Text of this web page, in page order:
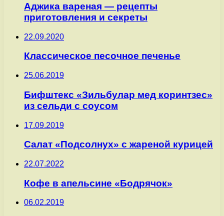
Аджика вареная — рецепты
приготовления и секреты
22.09.2020
Классическое песочное печенье
25.06.2019
Бифштекс «Зильбулар мед коринтзес»
из сельди с соусом
17.09.2019
Салат «Подсолнух» с жареной курицей
22.07.2022
Кофе в апельсине «Бодрячок»
06.02.2019